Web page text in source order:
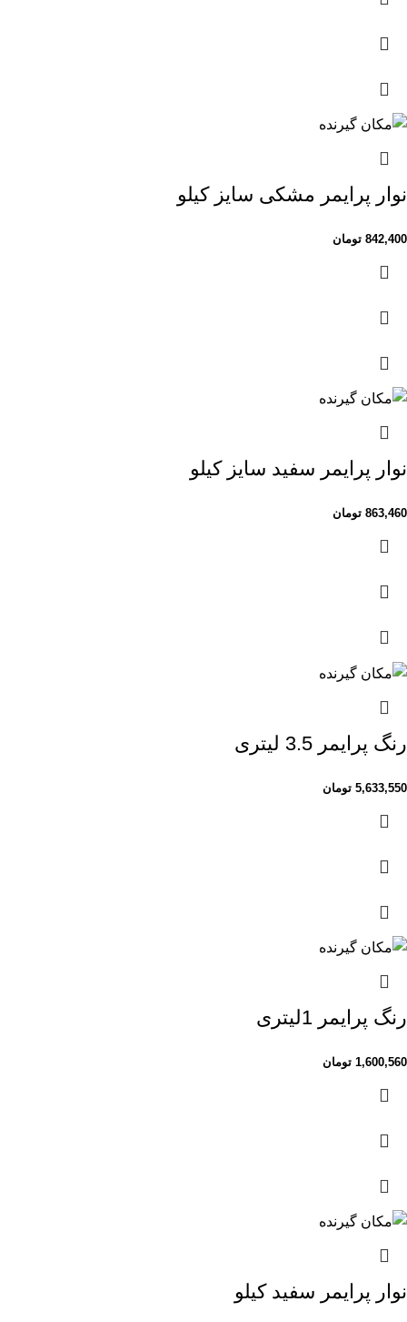
نوار پرایمر مشکی سایز کیلو
842,400 تومان
نوار پرایمر سفید سایز کیلو
863,460 تومان
رنگ پرایمر 3.5 لیتری
5,633,550 تومان
رنگ پرایمر 1لیتری
1,600,560 تومان
نوار پرایمر سفید کیلو